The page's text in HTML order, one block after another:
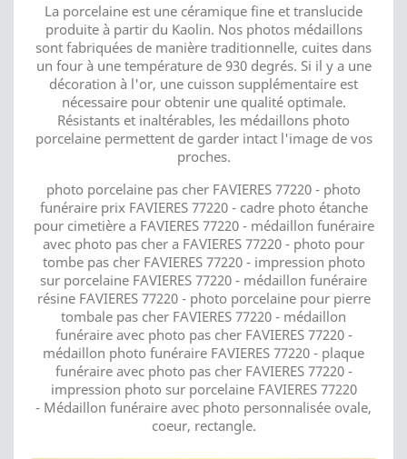
La porcelaine est une céramique fine et translucide
produite à partir du Kaolin. Nos photos médaillons
sont fabriquées de manière traditionnelle, cuites dans
un four à une température de 930 degrés. Si il y a une
décoration à l'or, une cuisson supplémentaire est
nécessaire pour obtenir une qualité optimale.
Résistants et inaltérables, les médaillons photo
porcelaine permettent de garder intact l'image de vos
proches.
photo porcelaine pas cher FAVIERES 77220 - photo
funéraire prix FAVIERES 77220 - cadre photo étanche
pour cimetière a FAVIERES 77220 - médaillon funéraire
avec photo pas cher a FAVIERES 77220 - photo pour
tombe pas cher FAVIERES 77220 - impression photo
sur porcelaine FAVIERES 77220 - médaillon funéraire
résine FAVIERES 77220 - photo porcelaine pour pierre
tombale pas cher FAVIERES 77220 - médaillon
funéraire avec photo pas cher FAVIERES 77220 -
médaillon photo funéraire FAVIERES 77220 - plaque
funéraire avec photo pas cher FAVIERES 77220 -
impression photo sur porcelaine FAVIERES 77220
- Médaillon funéraire avec photo personnalisée ovale,
coeur, rectangle.